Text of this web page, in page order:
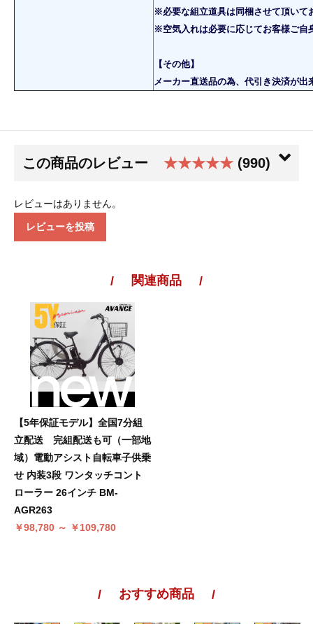
※必要な組立道具は同梱させて頂いて
※空気入れは必要に応じてお客様ご自
【その他】
メーカー直送品の為、代引き決済が出
この商品のレビュー ★★★★★ (990)
レビューはありません。
レビューを投稿
関連商品
【5年保証モデル】全国7分組
立配送 完組配送も可（一部地
域）電動アシスト自転車子供乗
せ 内装3段 ワンタッチコント
ローラー 26インチ BM-
AGR263
￥98,780 ～ ￥109,780
おすすめ商品